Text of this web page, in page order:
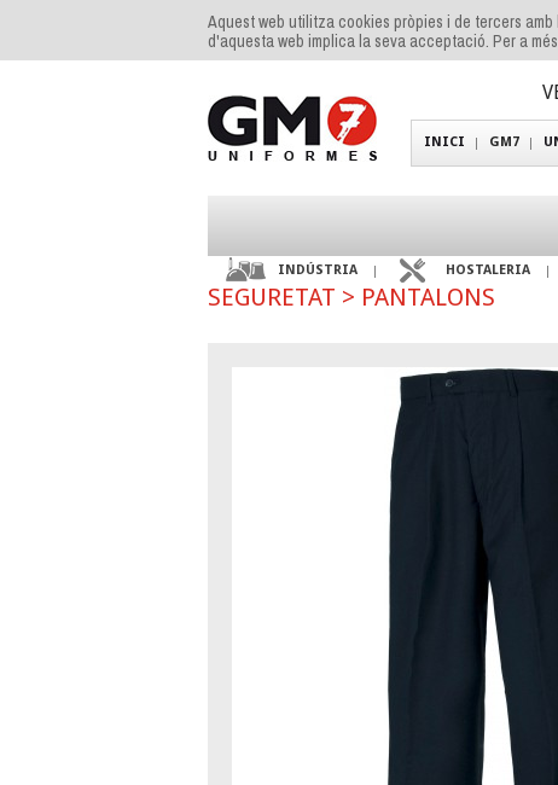
Aquest web utilitza cookies pròpies i de tercers
d'aquesta web implica la seva acceptació. Per a
INICI GM7
INDÚSTRIA HOSTALERIA
SEGURETAT > PANTALONS